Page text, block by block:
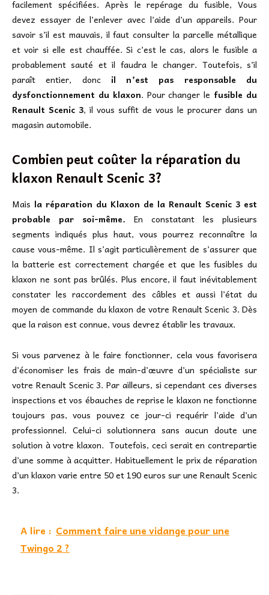
facilement spécifiées. Après le repérage du fusible, Vous
devez essayer de l’enlever avec l’aide d’un appareils. Pour
savoir s’il est mauvais, il faut consulter la parcelle métallique
et voir si elle est chauffée. Si c’est le cas, alors le fusible a
probablement sauté et il faudra le changer. Toutefois, s’il
paraît entier, donc il n’est pas responsable du
dysfonctionnement du klaxon. Pour changer le fusible du
Renault Scenic 3, il vous suffit de vous le procurer dans un
magasin automobile.
Combien peut coûter la réparation du
klaxon Renault Scenic 3?
Mais la réparation du Klaxon de la Renault Scenic 3 est
probable par soi-même. En constatant les plusieurs
segments indiqués plus haut, vous pourrez reconnaître la
cause vous-même. Il s’agit particulièrement de s’assurer que
la batterie est correctement chargée et que les fusibles du
klaxon ne sont pas brûlés. Plus encore, il faut inévitablement
constater les raccordement des câbles et aussi l’état du
moyen de commande du klaxon de votre Renault Scenic 3. Dès
que la raison est connue, vous devrez établir les travaux.
Si vous parvenez à le faire fonctionner, cela vous favorisera
d’économiser les frais de main-d’œuvre d’un spécialiste sur
votre Renault Scenic 3. Par ailleurs, si cependant ces diverses
inspections et vos ébauches de reprise le klaxon ne fonctionne
toujours pas, vous pouvez ce jour-ci requérir l’aide d’un
professionnel. Celui-ci solutionnera sans aucun doute une
solution à votre klaxon. Toutefois, ceci serait en contrepartie
d’une somme à acquitter. Habituellement le prix de réparation
d’un klaxon varie entre 50 et 190 euros sur une Renault Scenic
3.
A lire : Comment faire une vidange pour une
Twingo 2 ?